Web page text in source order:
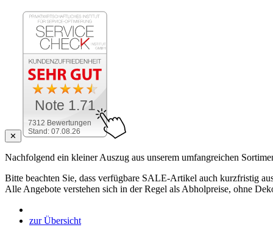
✕
7312 Bewertungen
Stand: 07.08.26
Note 1.71
Nachfolgend ein kleiner Auszug aus unserem umfangreichen
Bitte beachten Sie, dass verfügbare SALE-Artikel auch kurzfristig
Alle Angebote verstehen sich in der Regel als Abholpreise, ohne
zur Übersicht